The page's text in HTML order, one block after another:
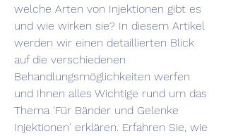
welche Arten von Injektionen gibt es
und wie wirken sie? In diesem Artikel
werden wir einen detaillierten Blick
auf die verschiedenen
Behandlungsmöglichkeiten werfen
und Ihnen alles Wichtige rund um das
Thema 'Für Bänder und Gelenke
Injektionen' erklären. Erfahren Sie, wie